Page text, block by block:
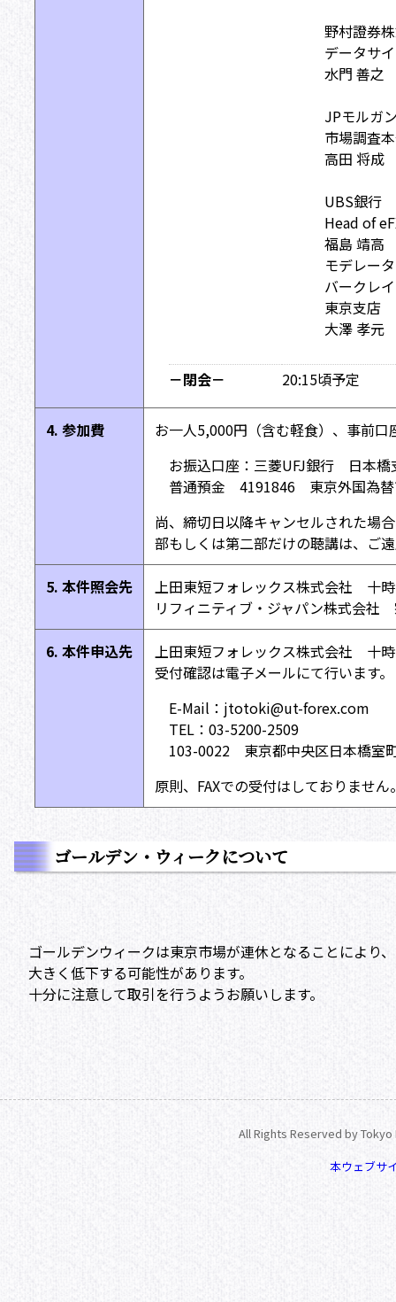
野村證券
データサ
水門 善
JPモルガ
市場調査
高田 将
UBS銀行
Head of
福島 靖
モデレータ
バークレ
東京支店
大澤 孝
－閉会－ 20:15頃予定
4. 参加費
お一人5,000円（含む軽食）、事前口
お振込口座：三菱UFJ銀行 日本橋
普通預金 4191846 東京外国為替
尚、締切日以降キャンセルされた場
部もしくは第二部だけの聴講は、ご
5. 本件照会先
上田東短フォレックス株式会社 十
リフィニティブ・ジャパン株式会
6. 本件申込先
上田東短フォレックス株式会社 十
受付確認は電子メールにて行います。
E-Mail：jtotoki@ut-forex.com
TEL：03-5200-2509
103-0022 東京都中央区日本橋室
原則、FAXでの受付はしておりませ
ゴールデン・ウィークについて
ゴールデンウィークは東京市場が連休となることにより
大きく低下する可能性があります。
十分に注意して取引を行うようお願いします。
All Rights Reserved by
本ウェブサ